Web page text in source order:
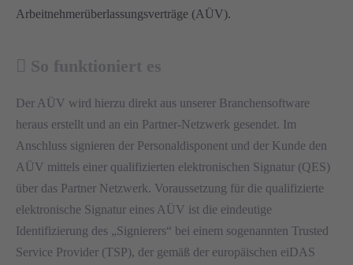
Arbeitnehmerüberlassungsverträge (AÜV).
So funktioniert es
Der AÜV wird hierzu direkt aus unserer Branchensoftware
heraus erstellt und an ein Partner-Netzwerk gesendet. Im
Anschluss signieren der Personaldisponent und der Kunde den
AÜV mittels einer qualifizierten elektronischen Signatur (QES)
über das Partner Netzwerk. Voraussetzung für die qualifizierte
elektronische Signatur eines AÜV ist die eindeutige
Identifizierung des „Signierers“ bei einem sogenannten Trusted
Service Provider (TSP), der gemäß der europäischen eiDAS